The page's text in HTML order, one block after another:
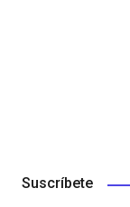
Suscríbete